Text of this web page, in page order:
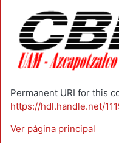
Permanent URI for this
https://hdl.handle.net/
Ver página principal